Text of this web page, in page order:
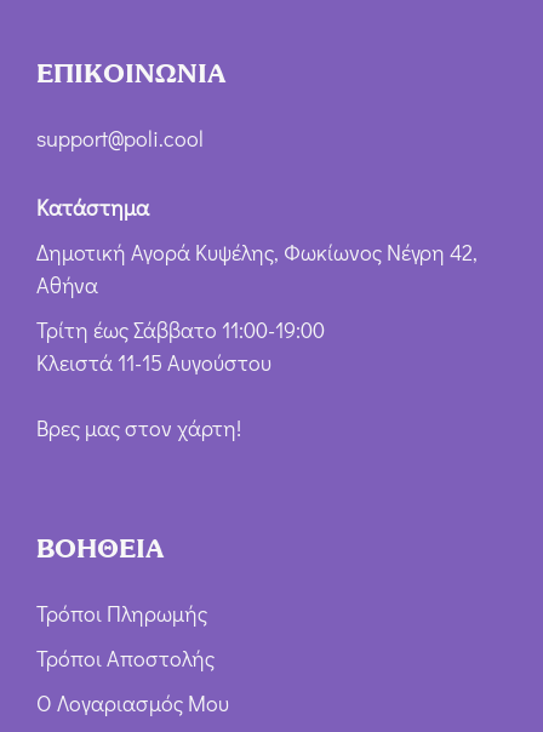
ΕΠΙΚΟΙΝΩΝΙΑ
support@poli.cool
Κατάστημα
Δημοτική Αγορά Κυψέλης, Φωκίωνος Νέγρη 42,
Αθήνα
Τρίτη έως Σάββατο 11:00-19:00
Κλειστά 11-15 Αυγούστου
Βρες μας στον χάρτη!
ΒΟΗΘΕΙΑ
Τρόποι Πληρωμής
Τρόποι Αποστολής
Ο Λογαριασμός Μου